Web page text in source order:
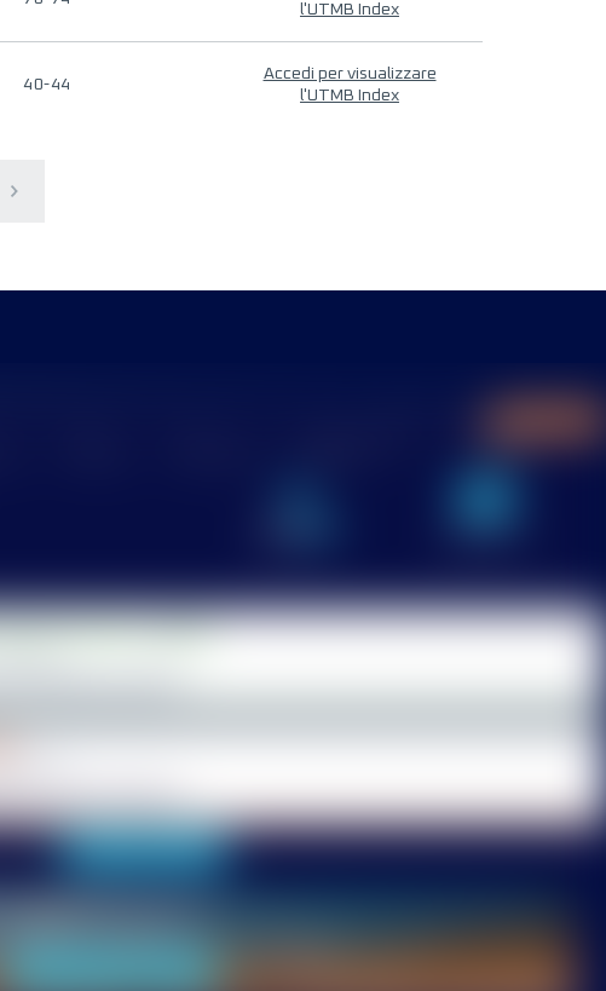
l'UTMB Index
40-44
Accedi per visualizzare
l'UTMB Index